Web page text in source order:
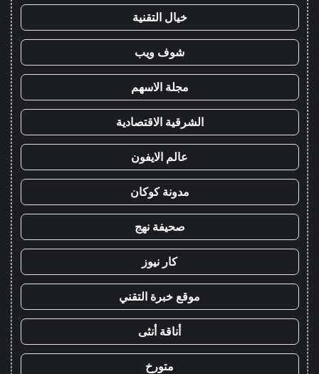
خيال التقنية
شوف ويب
مجلة الاسهم
الشرقية الاقتصادية
عالم الايفون
مدونة كوكان
صحيفة نهج
كار نيوز
موقع خبرة التقني
أناقة أنثى
متورخ